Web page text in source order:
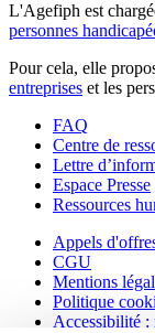
L'Agefiph est
personnes
Pour cela, elle
entreprises et les
FAQ
Centre de
Lettre
Espace Presse
Ressources
Appels
CGU
Mentions
Politique
Accessibilité :